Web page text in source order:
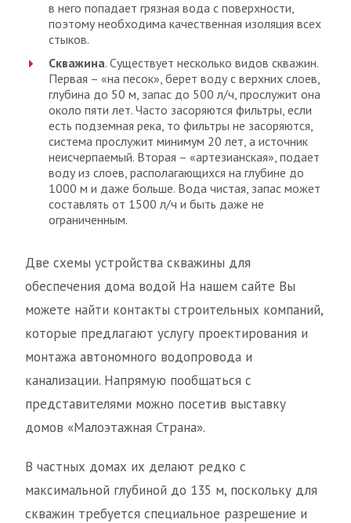
в него попадает грязная вода с поверхности,
поэтому необходима качественная изоляция всех
стыков.
Скважина. Существует несколько видов скважин.
Первая – «на песок», берет воду с верхних слоев,
глубина до 50 м, запас до 500 л/ч, прослужит она
около пяти лет. Часто засоряются фильтры, если
есть подземная река, то фильтры не засоряются,
система прослужит минимум 20 лет, а источник
неисчерпаемый. Вторая – «артезианская», подает
воду из слоев, располагающихся на глубине до
1000 м и даже больше. Вода чистая, запас может
составлять от 1500 л/ч и быть даже не
ограниченным.
Две схемы устройства скважины для
обеспечения дома водой На нашем сайте Вы
можете найти контакты строительных компаний,
которые предлагают услугу проектирования и
монтажа автономного водопровода и
канализации. Напрямую пообщаться с
представителями можно посетив выставку
домов «Малоэтажная Страна».
В частных домах их делают редко с
максимальной глубиной до 135 м, поскольку для
скважин требуется специальное разрешение и